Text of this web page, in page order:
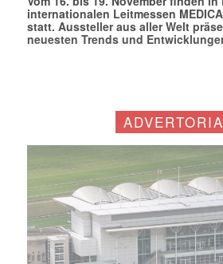
internationalen Leitmessen
statt. Aussteller aus aller Welt
neuesten Trends und